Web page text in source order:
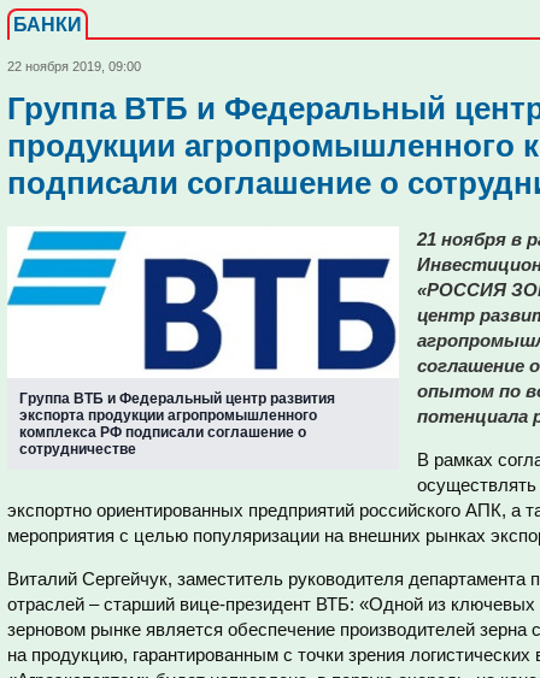
БАНКИ
22 ноября 2019, 09:00
Группа ВТБ и Федеральный
продукции агропромышленного
подписали соглашение о
Группа ВТБ и Федеральный центр развития
экспорта продукции агропромышленного
комплекса РФ подписали соглашение о
сотрудничестве
21 ноября в
«РОССИЯ
центр
соглашение
опытом по
потенциала
В рамках
экспортно ориентированных предприятий российского АПК, а
мероприятия с целью популяризации на внешних рынках
Виталий Сергейчук, заместитель руководителя
отраслей – старший вице-президент ВТБ: «Одной из ключевых
зерновом рынке является обеспечение производителей
на продукцию, гарантированным с точки зрения